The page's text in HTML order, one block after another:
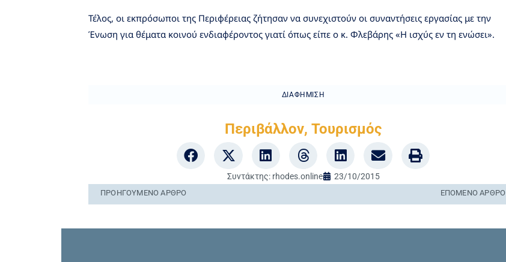
Τέλος, οι εκπρόσωποι της Περιφέρειας ζήτησαν να συνεχιστούν οι συναντήσεις εργασίας με την
Ένωση για θέματα κοινού ενδιαφέροντος γιατί όπως είπε ο κ. Φλεβάρης «Η ισχύς εν τη ενώσει».
ΔΙΑΦΉΜΙΣΗ
Περιβάλλον,Τουρισμός
Συντάκτης:rhodes.online 23/10/2015
ΠΡΟΗΓΟΎΜΕΝO ΆΡΘΡΟ ΕΠΌΜΕΝΟ ΆΡΘΡΟ